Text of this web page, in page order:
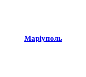
Маріуполь